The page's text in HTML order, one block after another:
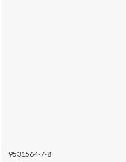
9531564-7-8